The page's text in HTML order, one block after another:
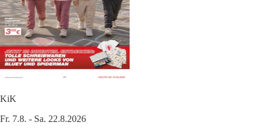
KiK
Fr. 7.8. - Sa. 22.8.2026